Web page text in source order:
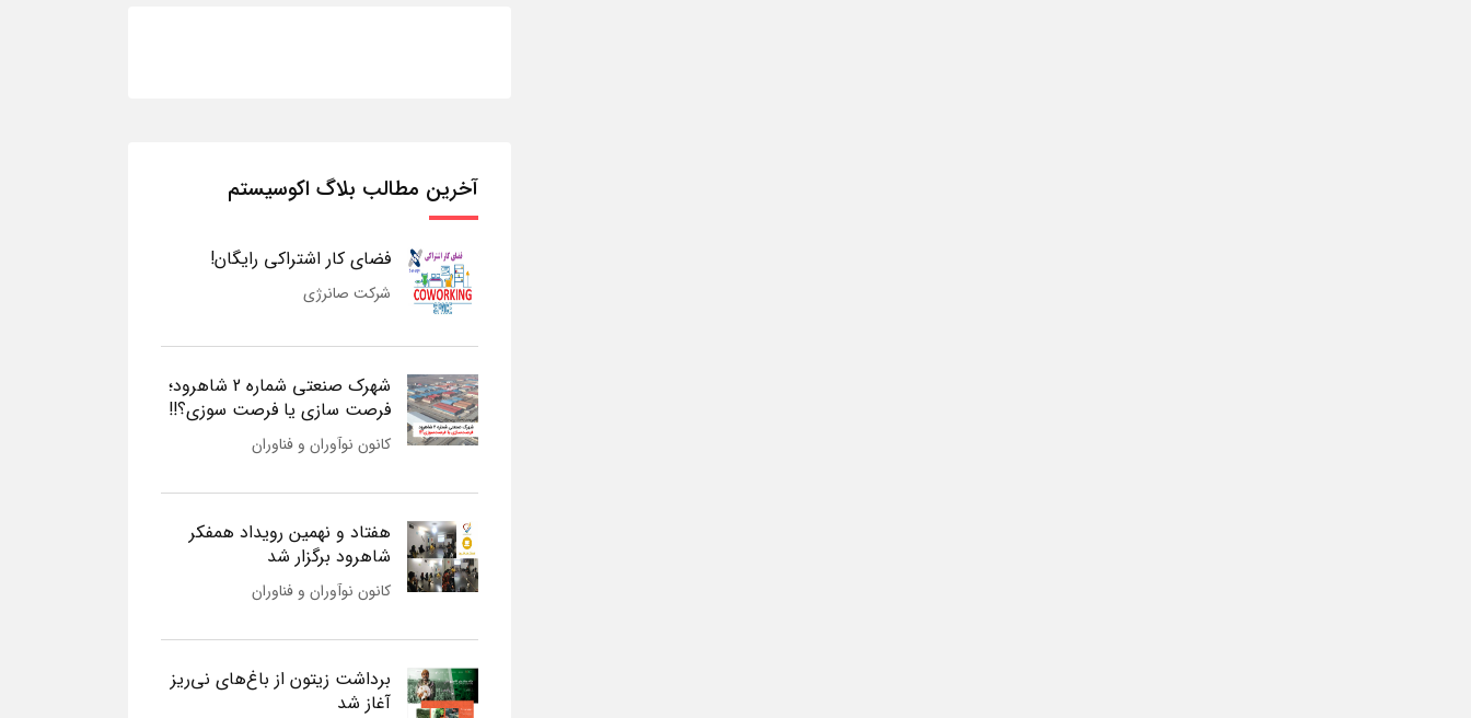
آخرین مطالب بلاگ اکوسیستم
فضای کار اشتراکی رایگان!
شرکت صانرژی
شهرک صنعتی شماره 2 شاهرود؛
فرصت سازی یا فرصت سوزی؟!!
کانون نوآوران و فناوران
هفتاد و نهمین رویداد همفکر
شاهرود برگزار شد
کانون نوآوران و فناوران
برداشت زیتون از باغ‌های نی‌ریز
آغاز شد